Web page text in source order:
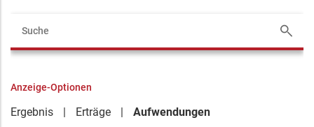
Anzeige-Optionen
Ergebnis Erträge
Aufwendungen